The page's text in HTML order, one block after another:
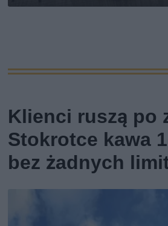
Klienci ruszą po
Stokrotce kawa
bez żadnych